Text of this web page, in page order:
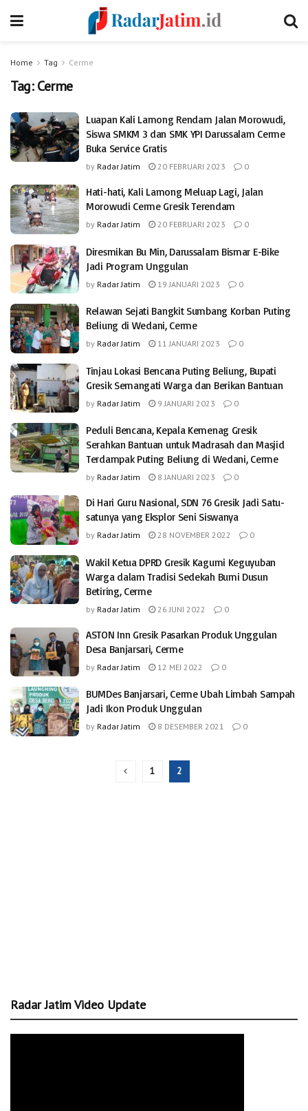
Home Tag Cerme
Tag:Cerme
Luapan Kali Lamong Rendam Jalan Morowudi,
Siswa SMKM 3 dan SMK YPI Darussalam Cerme
Buka Service Gratis
by Radar Jatim 20 FEBRUARI 2023 0
Hati-hati, Kali Lamong Meluap Lagi, Jalan
Morowudi Cerme Gresik Terendam
by Radar Jatim 20 FEBRUARI 2023 0
Diresmikan Bu Min, Darussalam Bismar E-Bike
Jadi Program Unggulan
by Radar Jatim 19 JANUARI 2023 0
Relawan Sejati Bangkit Sumbang Korban Puting
Beliung di Wedani, Cerme
by Radar Jatim 11 JANUARI 2023 0
Tinjau Lokasi Bencana Puting Beliung, Bupati
Gresik Semangati Warga dan Berikan Bantuan
by Radar Jatim 9 JANUARI 2023 0
Peduli Bencana, Kepala Kemenag Gresik
Serahkan Bantuan untuk Madrasah dan Masjid
Terdampak Puting Beliung di Wedani, Cerme
by Radar Jatim 8 JANUARI 2023 0
Di Hari Guru Nasional, SDN 76 Gresik Jadi Satu-
satunya yang Eksplor Seni Siswanya
by Radar Jatim 28 NOVEMBER 2022 0
Wakil Ketua DPRD Gresik Kagumi Keguyuban
Warga dalam Tradisi Sedekah Bumi Dusun
Betiring, Cerme
by Radar Jatim 26 JUNI 2022 0
ASTON Inn Gresik Pasarkan Produk Unggulan
Desa Banjarsari, Cerme
by Radar Jatim 12 MEI 2022 0
BUMDes Banjarsari, Cerme Ubah Limbah Sampah
Jadi Ikon Produk Unggulan
by Radar Jatim 8 DESEMBER 2021 0
1 2
Radar Jatim Video Update